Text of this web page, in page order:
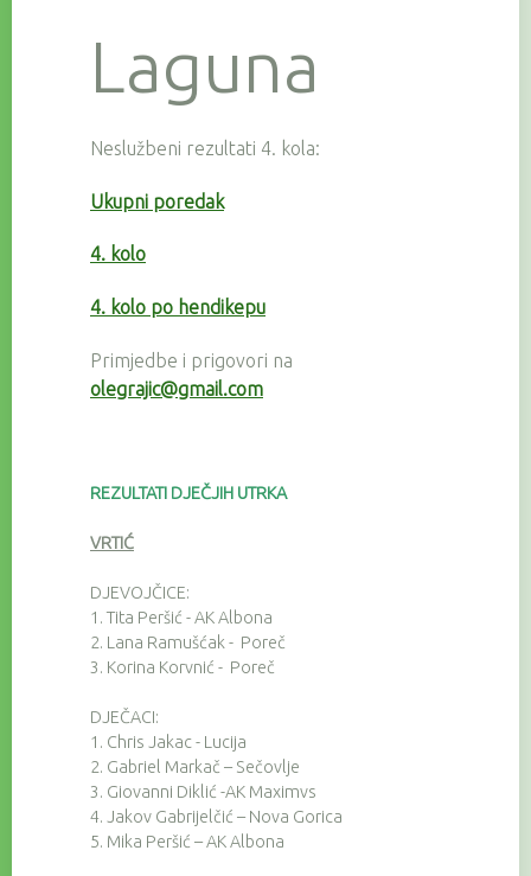
Laguna
Neslužbeni rezultati 4. kola:
Ukupni poredak
4. kolo
4. kolo po hendikepu
Primjedbe i prigovori na
olegrajic@gmail.com
REZULTATI DJEČJIH UTRKA
VRTIĆ
DJEVOJČICE:
1. Tita Peršić - AK Albona
2. Lana Ramušćak - Poreč
3. Korina Korvnić - Poreč
DJEČACI:
1. Chris Jakac - Lucija
2. Gabriel Markač – Sečovlje
3. Giovanni Diklić -AK Maximvs
4. Jakov Gabrijelčić – Nova Gorica
5. Mika Peršić – AK Albona